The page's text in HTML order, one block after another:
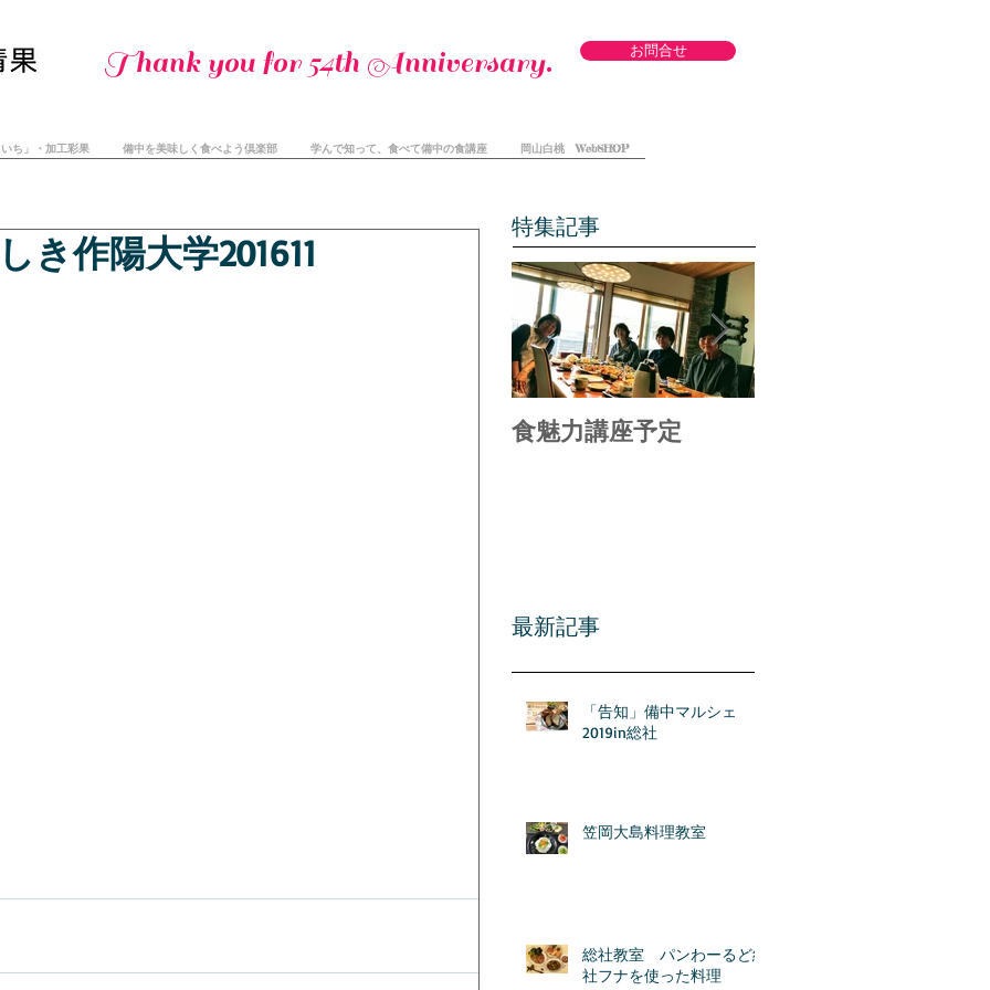
Thank you for 54th Anniversary. お問合せ
ち」・加工彩果 備中を美味しく食べよう倶楽部 学んで知って、食べて備中の食講座 岡山白桃 WebSHOP
作陽大学201611
特集記事
食魅力講座予定
最新記事
「告知」備中マルシェ
2019in総社
笠岡大島料理教室
総社教室 パンわーるど総
社フナを使った料理